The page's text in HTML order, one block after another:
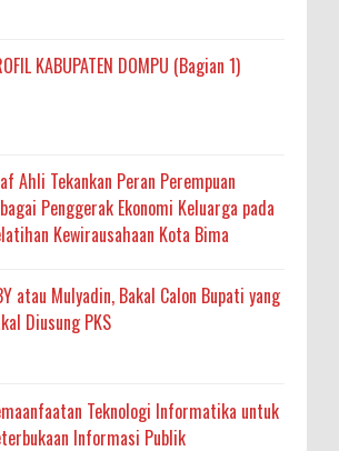
KABUPATEN DOMPU (Bagian 1)
Ahli Tekankan Peran Perempuan
Penggerak Ekonomi Keluarga pada
Kewirausahaan Kota Bima
atau Mulyadin, Bakal Calon Bupati yang
Diusung PKS
Teknologi Informatika untuk
Informasi Publik